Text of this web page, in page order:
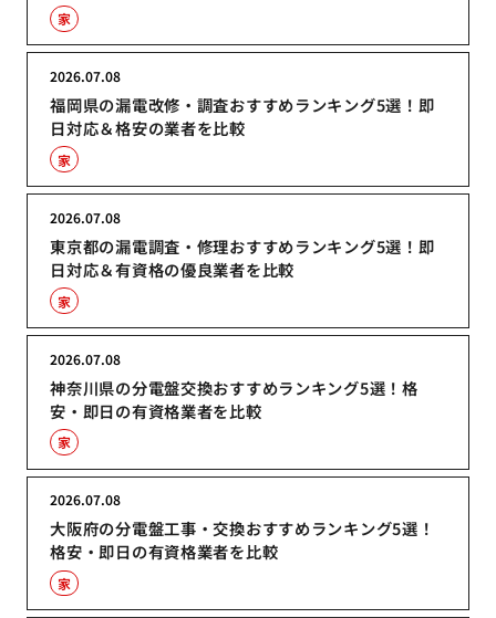
家
福岡県の漏電改修・調査おすすめランキング5選！即
日対応＆格安の業者を比較
2026.07.08
家
東京都の漏電調査・修理おすすめランキング5選！即
日対応＆有資格の優良業者を比較
2026.07.08
家
神奈川県の分電盤交換おすすめランキング5選！格
安・即日の有資格業者を比較
2026.07.08
家
大阪府の分電盤工事・交換おすすめランキング5選！
格安・即日の有資格業者を比較
2026.07.08
家